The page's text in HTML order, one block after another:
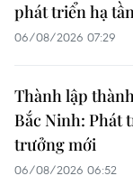
phát triển hạ
06/08/2026 07:29
Thành lập
Bắc Ninh: Phát
trưởng mới
06/08/2026 06:52